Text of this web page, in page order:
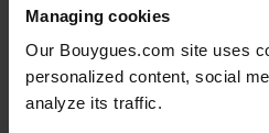
Managing cookies
Our Bouygues.com site uses
personalized content, social
analyze its traffic.